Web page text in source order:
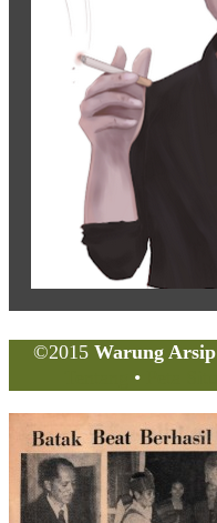
©2015 Warung Arsip
•